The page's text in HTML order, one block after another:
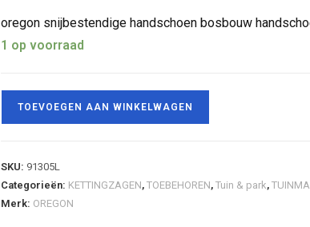
oregon snijbestendige handschoen bosbouw
1 op voorraad
TOEVOEGEN AAN WINKELWAGEN
SKU: 91305L
Categorieën: KETTINGZAGEN, TOEBEHOREN, Tuin & park,
Merk: OREGON